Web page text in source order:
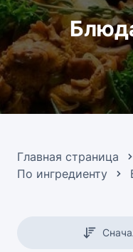
Главная страница
По ингредиенту